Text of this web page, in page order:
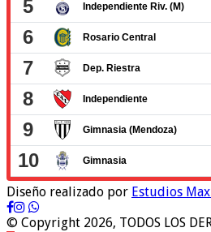
Diseño realizado por Estudios
© Copyright 2026, TODOS LOS